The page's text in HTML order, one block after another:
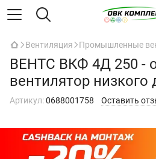
Вентиляция Промышленные
ВЕНТС ВКФ 4Д 250 -
вентилятор низкого
Артикул:0688001758 Оставить